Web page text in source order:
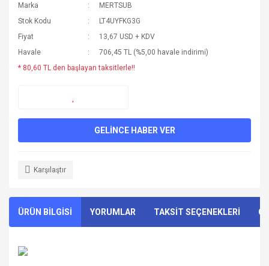
Marka
MERTSUB
Stok Kodu
LT4UYFKG3G
Fiyat
13,67 USD + KDV
Havale
706,45 TL (%5,00 havale indirimi)
* 80,60 TL den başlayan taksitlerle!!
GELİNCE HABER VER
Karşılaştır
ÜRÜN BİLGİSİ YORUMLAR TAKSİT SEÇENEKLERİ